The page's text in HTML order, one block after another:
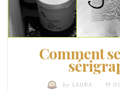
Comment
by LAURA 19